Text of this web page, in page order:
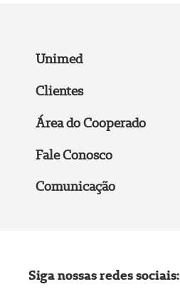
Unimed
Clientes
Área do Cooperado
Fale Conosco
Comunicação
Siga nossas redes sociais: